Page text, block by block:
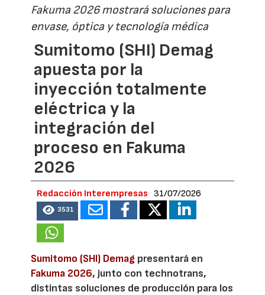
Fakuma 2026 mostrará soluciones para
envase, óptica y tecnología médica
Sumitomo (SHI) Demag
apuesta por la
inyección totalmente
eléctrica y la
integración del
proceso en Fakuma
2026
Redacción Interempresas 31/07/2026
3531
Sumitomo (SHI) Demag presentará en
Fakuma 2026, junto con technotrans,
distintas soluciones de producción para los